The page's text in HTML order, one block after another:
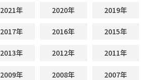
2021年 2020年 2019年
2017年 2016年 2015年
2013年 2012年 2011年
2009年 2008年 2007年